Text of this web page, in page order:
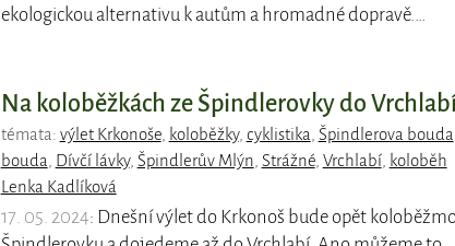
ekologickou alternativu k autům a hromadné dopravě.…
Na koloběžkách ze Špindlerovky do
témata: výlet Krkonoše, koloběžky, cyklistika Špindlerova bouda
bouda
Dívčí lávky, Špindlerův Mlýn Strážné, Vrchlabí,
koloběh
Lenka Kadlíková
17. 05. 2024: Dnešní výlet do Krkonoš bude opět